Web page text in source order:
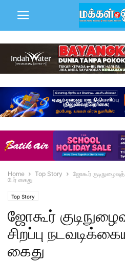
Home Top Story
ஜோகூர்
பேர் கைது
Top Story
ஜோகூர்
சிறப்பு
கைது